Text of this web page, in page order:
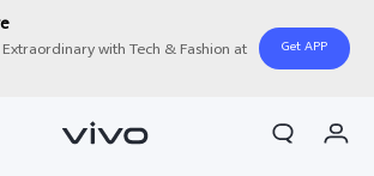
with Tech & Fashion at
Get APP